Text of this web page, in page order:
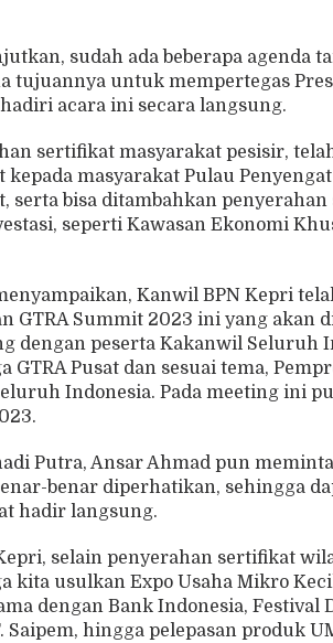
sudah ada beberapa agenda
tujuannya untuk mempertegas
acara ini secara langsung.
sertifikat masyarakat pesisir,
masyarakat Pulau
serta bisa ditambahkan
seperti Kawasan Ekonomi
Kanwil BPN Kepri
GTRA Summit 2023 ini yang akan
dengan peserta Kakanwil Seluruh
GTRA Pusat dan sesuai tema,
Indonesia. Pada meeting ini
Putra, Ansar Ahmad pun
benar diperhatikan, sehingga
hadir langsung.
selain penyerahan sertifikat
kita usulkan Expo Usaha Mikro
dengan Bank Indonesia, Festival
Saipem, hingga pelepasan produk